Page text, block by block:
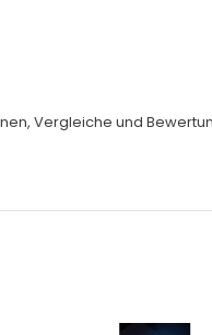
Vergleiche und